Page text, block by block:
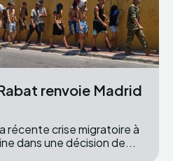
renvoie Madrid
récente crise migratoire à
dans une décision de...